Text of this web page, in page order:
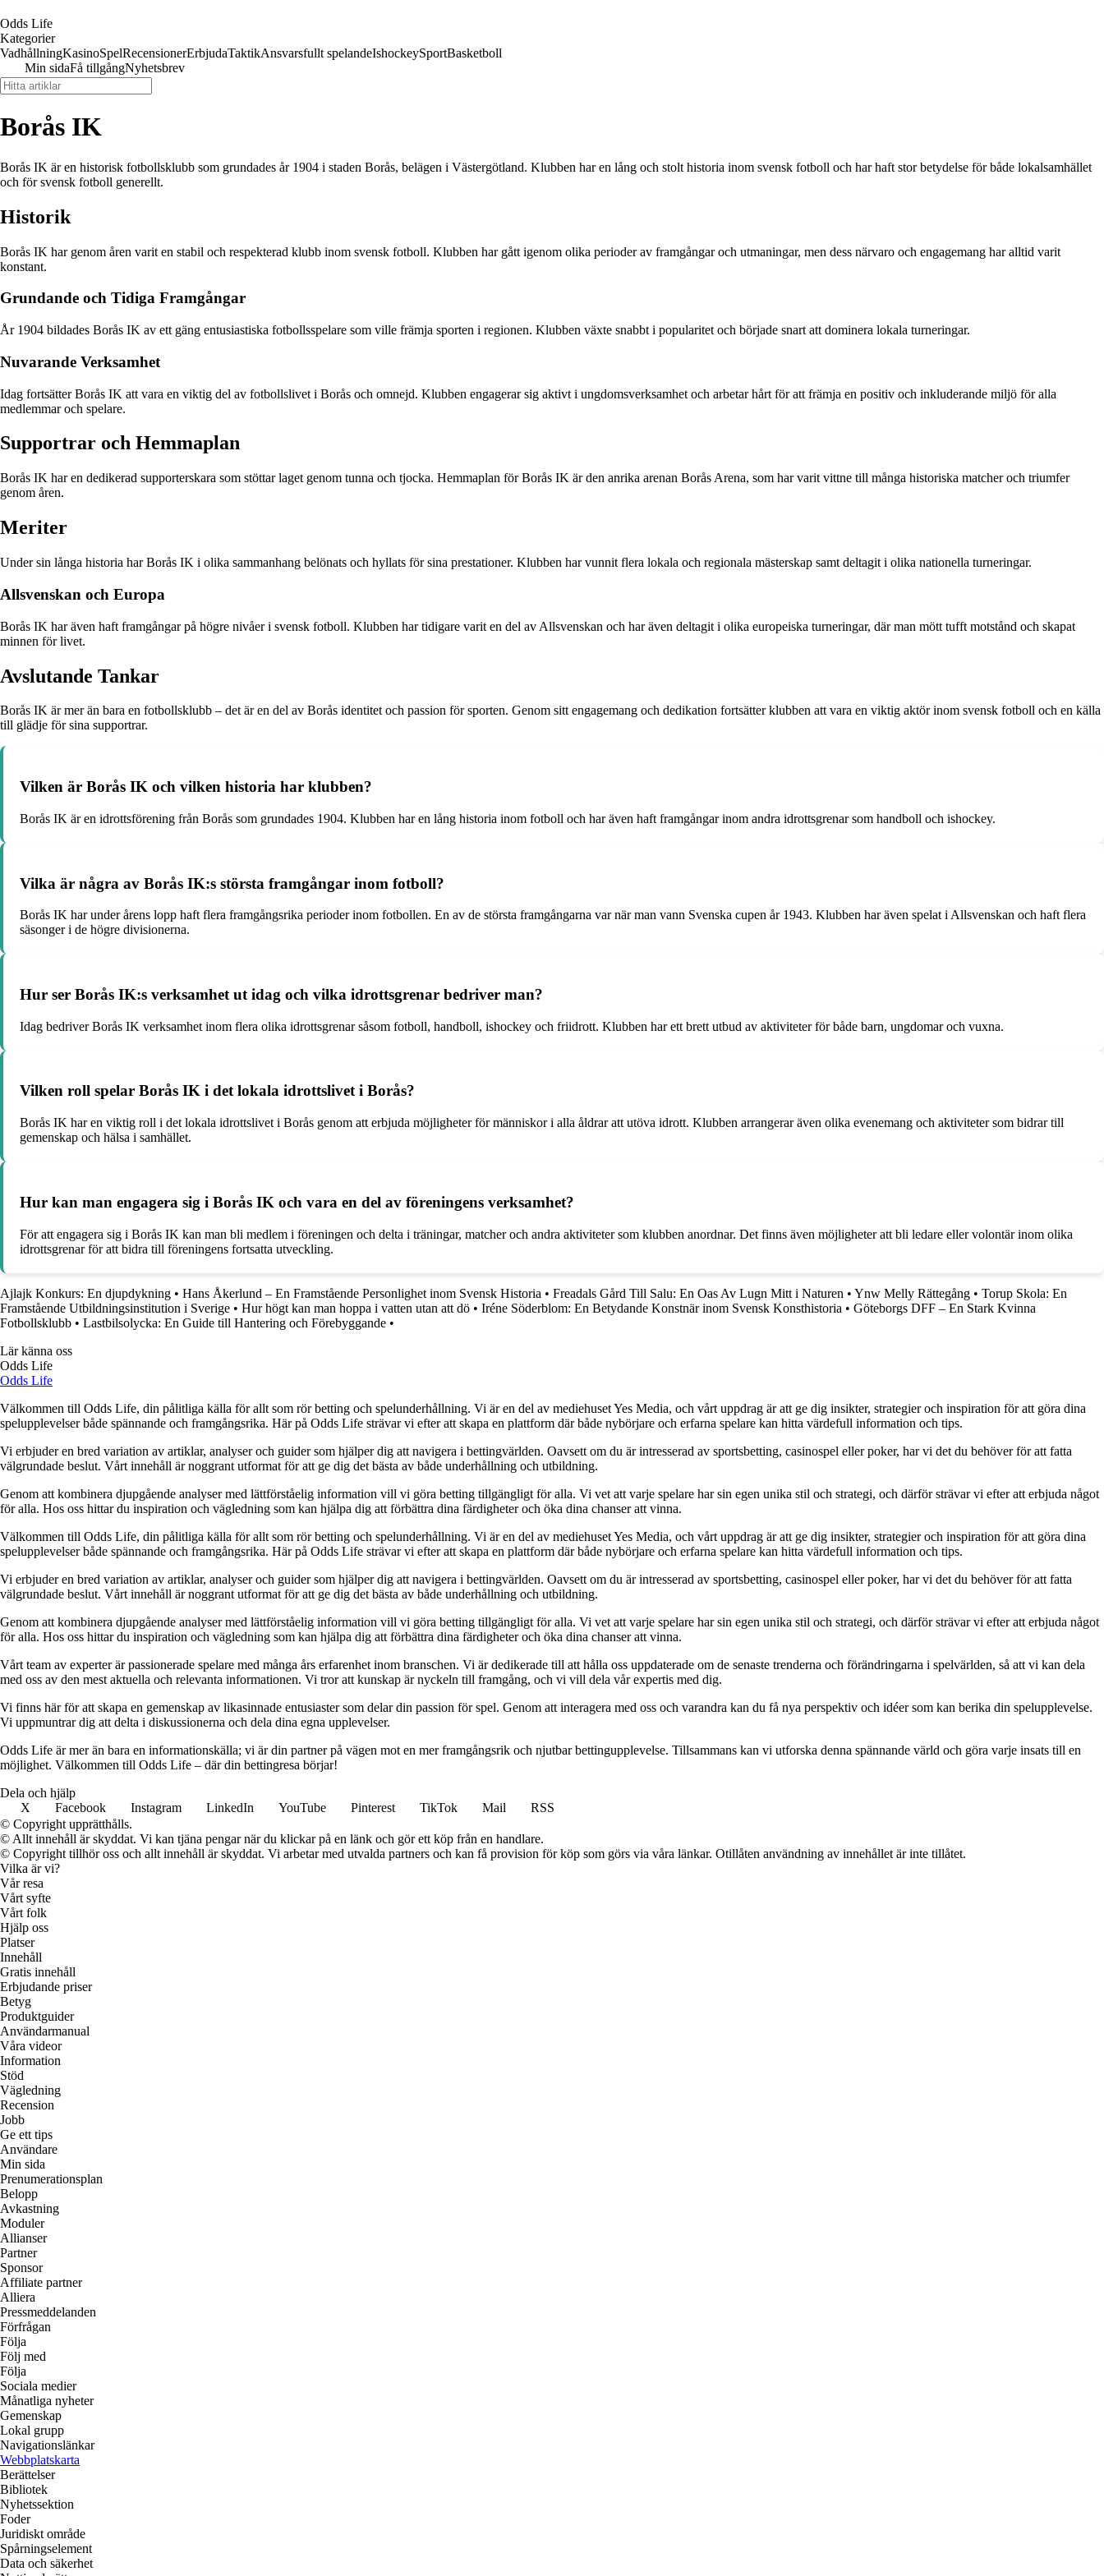
Odds Life
Kategorier
VadhållningKasinoSpelRecensionerErbjudaTaktikAnsvarsfullt spelandeIshockeySportBasketboll
Min sidaFå tillgångNyhetsbrev
Borås IK
Borås IK är en historisk fotbollsklubb som grundades år 1904 i staden Borås, belägen i Västergötland. Klubben har en lång och stolt historia inom svensk fotboll och har haft stor betydelse för både lokalsamhället
och för svensk fotboll generellt.
Historik
Borås IK har genom åren varit en stabil och respekterad klubb inom svensk fotboll. Klubben har gått igenom olika perioder av framgångar och utmaningar, men dess närvaro och engagemang har alltid varit
konstant.
Grundande och Tidiga Framgångar
År 1904 bildades Borås IK av ett gäng entusiastiska fotbollsspelare som ville främja sporten i regionen. Klubben växte snabbt i popularitet och började snart att dominera lokala turneringar.
Nuvarande Verksamhet
Idag fortsätter Borås IK att vara en viktig del av fotbollslivet i Borås och omnejd. Klubben engagerar sig aktivt i ungdomsverksamhet och arbetar hårt för att främja en positiv och inkluderande miljö för alla
medlemmar och spelare.
Supportrar och Hemmaplan
Borås IK har en dedikerad supporterskara som stöttar laget genom tunna och tjocka. Hemmaplan för Borås IK är den anrika arenan Borås Arena, som har varit vittne till många historiska matcher och triumfer
genom åren.
Meriter
Under sin långa historia har Borås IK i olika sammanhang belönats och hyllats för sina prestationer. Klubben har vunnit flera lokala och regionala mästerskap samt deltagit i olika nationella turneringar.
Allsvenskan och Europa
Borås IK har även haft framgångar på högre nivåer i svensk fotboll. Klubben har tidigare varit en del av Allsvenskan och har även deltagit i olika europeiska turneringar, där man mött tufft motstånd och skapat
minnen för livet.
Avslutande Tankar
Borås IK är mer än bara en fotbollsklubb – det är en del av Borås identitet och passion för sporten. Genom sitt engagemang och dedikation fortsätter klubben att vara en viktig aktör inom svensk fotboll och en källa
till glädje för sina supportrar.
Vilken är Borås IK och vilken historia har klubben?
Borås IK är en idrottsförening från Borås som grundades 1904. Klubben har en lång historia inom fotboll och har även haft framgångar inom andra idrottsgrenar som handboll och ishockey.
Vilka är några av Borås IK:s största framgångar inom fotboll?
Borås IK har under årens lopp haft flera framgångsrika perioder inom fotbollen. En av de största framgångarna var när man vann Svenska cupen år 1943. Klubben har även spelat i Allsvenskan och haft flera
säsonger i de högre divisionerna.
Hur ser Borås IK:s verksamhet ut idag och vilka idrottsgrenar bedriver man?
Idag bedriver Borås IK verksamhet inom flera olika idrottsgrenar såsom fotboll, handboll, ishockey och friidrott. Klubben har ett brett utbud av aktiviteter för både barn, ungdomar och vuxna.
Vilken roll spelar Borås IK i det lokala idrottslivet i Borås?
Borås IK har en viktig roll i det lokala idrottslivet i Borås genom att erbjuda möjligheter för människor i alla åldrar att utöva idrott. Klubben arrangerar även olika evenemang och aktiviteter som bidrar till
gemenskap och hälsa i samhället.
Hur kan man engagera sig i Borås IK och vara en del av föreningens verksamhet?
För att engagera sig i Borås IK kan man bli medlem i föreningen och delta i träningar, matcher och andra aktiviteter som klubben anordnar. Det finns även möjligheter att bli ledare eller volontär inom olika
idrottsgrenar för att bidra till föreningens fortsatta utveckling.
Ajlajk Konkurs: En djupdykning • Hans Åkerlund – En Framstående Personlighet inom Svensk Historia • Freadals Gård Till Salu: En Oas Av Lugn Mitt i Naturen • Ynw Melly Rättegång • Torup Skola: En
Framstående Utbildningsinstitution i Sverige • Hur högt kan man hoppa i vatten utan att dö • Iréne Söderblom: En Betydande Konstnär inom Svensk Konsthistoria • Göteborgs DFF – En Stark Kvinna
Fotbollsklubb • Lastbilsolycka: En Guide till Hantering och Förebyggande •
Lär känna oss
Odds Life
Odds Life
Välkommen till Odds Life, din pålitliga källa för allt som rör betting och spelunderhållning. Vi är en del av mediehuset Yes Media, och vårt uppdrag är att ge dig insikter, strategier och inspiration för att göra dina
spelupplevelser både spännande och framgångsrika. Här på Odds Life strävar vi efter att skapa en plattform där både nybörjare och erfarna spelare kan hitta värdefull information och tips.
Vi erbjuder en bred variation av artiklar, analyser och guider som hjälper dig att navigera i bettingvärlden. Oavsett om du är intresserad av sportsbetting, casinospel eller poker, har vi det du behöver för att fatta
välgrundade beslut. Vårt innehåll är noggrant utformat för att ge dig det bästa av både underhållning och utbildning.
Genom att kombinera djupgående analyser med lättförståelig information vill vi göra betting tillgängligt för alla. Vi vet att varje spelare har sin egen unika stil och strategi, och därför strävar vi efter att erbjuda något
för alla. Hos oss hittar du inspiration och vägledning som kan hjälpa dig att förbättra dina färdigheter och öka dina chanser att vinna.
Välkommen till Odds Life, din pålitliga källa för allt som rör betting och spelunderhållning. Vi är en del av mediehuset Yes Media, och vårt uppdrag är att ge dig insikter, strategier och inspiration för att göra dina
spelupplevelser både spännande och framgångsrika. Här på Odds Life strävar vi efter att skapa en plattform där både nybörjare och erfarna spelare kan hitta värdefull information och tips.
Vi erbjuder en bred variation av artiklar, analyser och guider som hjälper dig att navigera i bettingvärlden. Oavsett om du är intresserad av sportsbetting, casinospel eller poker, har vi det du behöver för att fatta
välgrundade beslut. Vårt innehåll är noggrant utformat för att ge dig det bästa av både underhållning och utbildning.
Genom att kombinera djupgående analyser med lättförståelig information vill vi göra betting tillgängligt för alla. Vi vet att varje spelare har sin egen unika stil och strategi, och därför strävar vi efter att erbjuda något
för alla. Hos oss hittar du inspiration och vägledning som kan hjälpa dig att förbättra dina färdigheter och öka dina chanser att vinna.
Vårt team av experter är passionerade spelare med många års erfarenhet inom branschen. Vi är dedikerade till att hålla oss uppdaterade om de senaste trenderna och förändringarna i spelvärlden, så att vi kan dela
med oss av den mest aktuella och relevanta informationen. Vi tror att kunskap är nyckeln till framgång, och vi vill dela vår expertis med dig.
Vi finns här för att skapa en gemenskap av likasinnade entusiaster som delar din passion för spel. Genom att interagera med oss och varandra kan du få nya perspektiv och idéer som kan berika din spelupplevelse.
Vi uppmuntrar dig att delta i diskussionerna och dela dina egna upplevelser.
Odds Life är mer än bara en informationskälla; vi är din partner på vägen mot en mer framgångsrik och njutbar bettingupplevelse. Tillsammans kan vi utforska denna spännande värld och göra varje insats till en
möjlighet. Välkommen till Odds Life – där din bettingresa börjar!
Dela och hjälp
X
Facebook Instagram LinkedIn YouTube Pinterest TikTok Mail
RSS
© Copyright upprätthålls.
© Allt innehåll är skyddat. Vi kan tjäna pengar när du klickar på en länk och gör ett köp från en handlare.
© Copyright tillhör oss och allt innehåll är skyddat. Vi arbetar med utvalda partners och kan få provision för köp som görs via våra länkar. Otillåten användning av innehållet är inte tillåtet.
Vilka är vi?
Vår resa
Vårt syfte
Vårt folk
Hjälp oss
Platser
Innehåll
Gratis innehåll
Erbjudande priser
Betyg
Produktguider
Användarmanual
Våra videor
Information
Stöd
Vägledning
Recension
Jobb
Ge ett tips
Användare
Min sida
Prenumerationsplan
Belopp
Avkastning
Moduler
Allianser
Partner
Sponsor
Affiliate partner
Alliera
Pressmeddelanden
Förfrågan
Följa
Följ med
Följa
Sociala medier
Månatliga nyheter
Gemenskap
Lokal grupp
Navigationslänkar
Webbplatskarta
Berättelser
Bibliotek
Nyhetssektion
Foder
Juridiskt område
Spårningselement
Data och säkerhet